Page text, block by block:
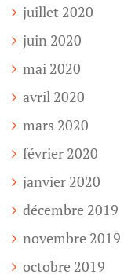
juillet 2020
juin 2020
mai 2020
avril 2020
mars 2020
février 2020
janvier 2020
décembre 2019
novembre 2019
octobre 2019